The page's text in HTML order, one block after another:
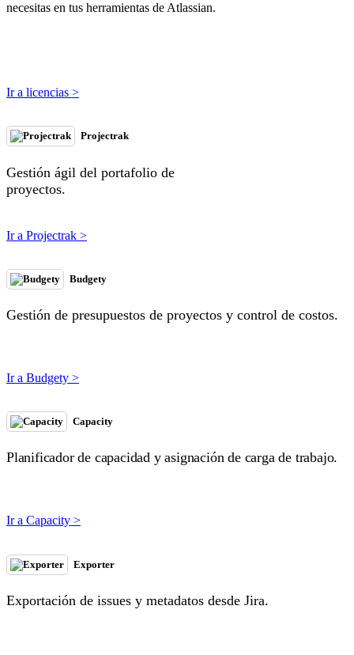
necesitas en tus herramientas de Atlassian.
Ir a licencias >
Projectrak
Gestión ágil del portafolio de
proyectos.
Ir a Projectrak >
Budgety
Gestión de presupuestos de proyectos y control de costos.
Ir a Budgety >
Capacity
Planificador de capacidad y asignación de carga de trabajo.
Ir a Capacity >
Exporter
Exportación de issues y metadatos desde Jira.